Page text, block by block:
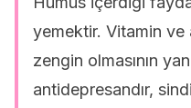
yemektir. Vitamin ve
zengin olmasının
antidepresandır,